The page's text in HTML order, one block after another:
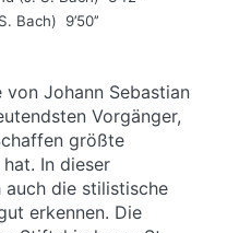
Bach) 9’50’’
Johann Sebastian
Vorgänger,
größte
In dieser
auch die stilistische
erkennen. Die